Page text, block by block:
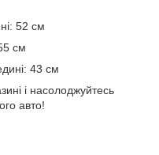
52 см
см
43 см
і насолоджуйтесь
авто!